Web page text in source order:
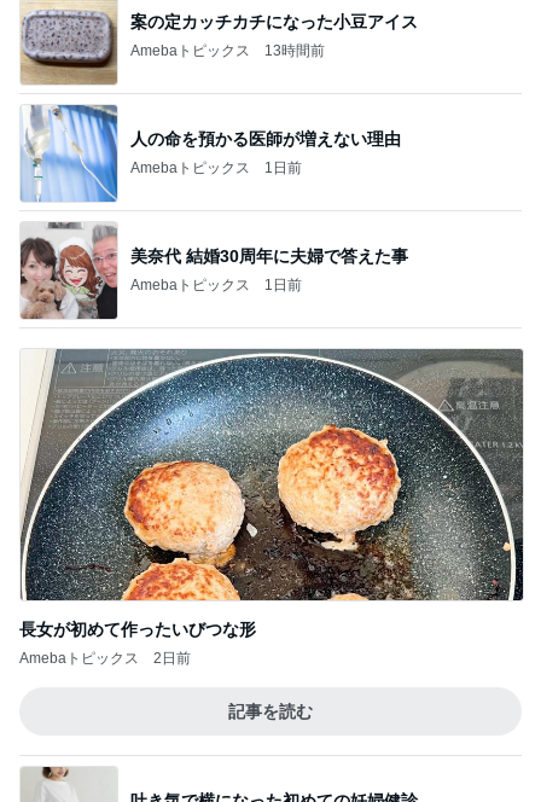
案の定カッチカチになった小豆アイス
Amebaトピックス 13時間前
人の命を預かる医師が増えない理由
Amebaトピックス 1日前
美奈代 結婚30周年に夫婦で答えた事
Amebaトピックス 1日前
長女が初めて作ったいびつな形
Amebaトピックス 2日前
記事を読む